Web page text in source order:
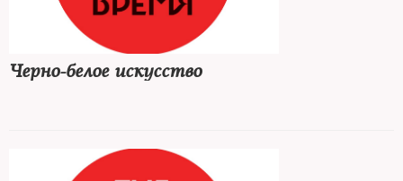
Черно-белое искусство